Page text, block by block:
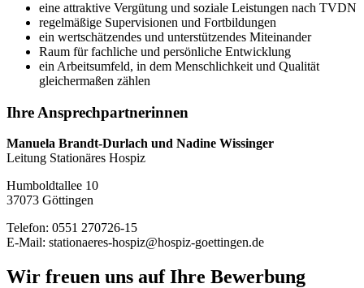
eine attraktive Vergütung und soziale Leistungen nach TVDN
regelmäßige Supervisionen und Fortbildungen
ein wertschätzendes und unterstützendes Miteinander
Raum für fachliche und persönliche Entwicklung
ein Arbeitsumfeld, in dem Menschlichkeit und Qualität
gleichermaßen zählen
Ihre Ansprechpartnerinnen
Manuela Brandt-Durlach und Nadine Wissinger
Leitung Stationäres Hospiz
Humboldtallee 10
37073 Göttingen
Telefon: 0551 270726-15
E-Mail: stationaeres-hospiz@hospiz-goettingen.de
Wir freuen uns auf Ihre Bewerbung